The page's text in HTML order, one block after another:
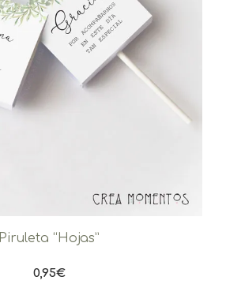
Piruleta “Hojas”
0,95€